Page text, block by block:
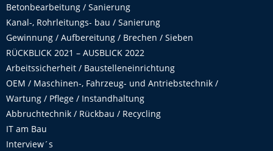
Betonbearbeitung / Sanierung
Kanal-, Rohrleitungs- bau / Sanierung
Gewinnung / Aufbereitung / Brechen / Sieben
RÜCKBLICK 2021 – AUSBLICK 2022
Arbeitssicherheit / Baustelleneinrichtung
OEM / Maschinen-, Fahrzeug- und Antriebstechnik /
Wartung / Pflege / Instandhaltung
Abbruchtechnik / Rückbau / Recycling
IT am Bau
Interview´s